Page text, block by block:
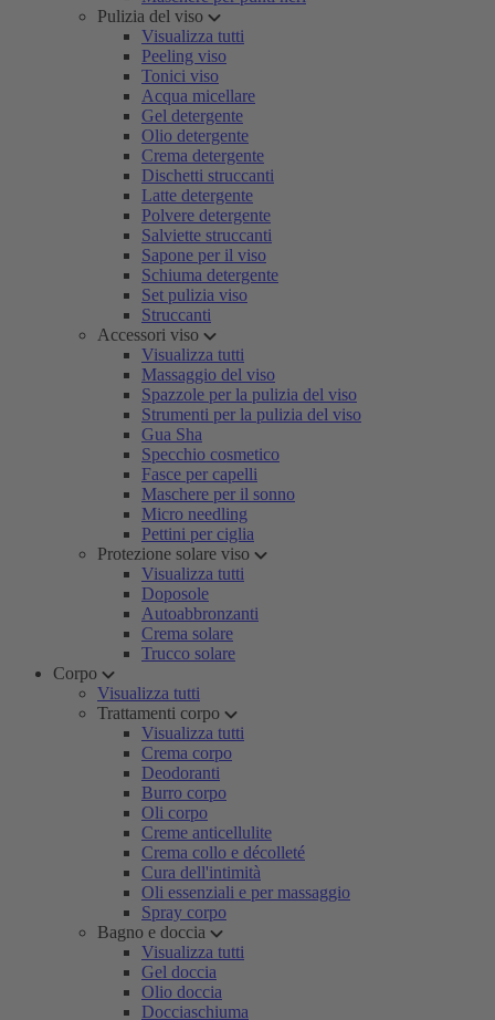
Pulizia del viso
Visualizza tutti
Peeling viso
Tonici viso
Acqua micellare
Gel detergente
Olio detergente
Crema detergente
Dischetti struccanti
Latte detergente
Polvere detergente
Salviette struccanti
Sapone per il viso
Schiuma detergente
Set pulizia viso
Struccanti
Accessori viso
Visualizza tutti
Massaggio del viso
Spazzole per la pulizia del viso
Strumenti per la pulizia del viso
Gua Sha
Specchio cosmetico
Fasce per capelli
Maschere per il sonno
Micro needling
Pettini per ciglia
Protezione solare viso
Visualizza tutti
Doposole
Autoabbronzanti
Crema solare
Trucco solare
Corpo
Visualizza tutti
Trattamenti corpo
Visualizza tutti
Crema corpo
Deodoranti
Burro corpo
Oli corpo
Creme anticellulite
Crema collo e décolleté
Cura dell'intimità
Oli essenziali e per massaggio
Spray corpo
Bagno e doccia
Visualizza tutti
Gel doccia
Olio doccia
Docciaschiuma